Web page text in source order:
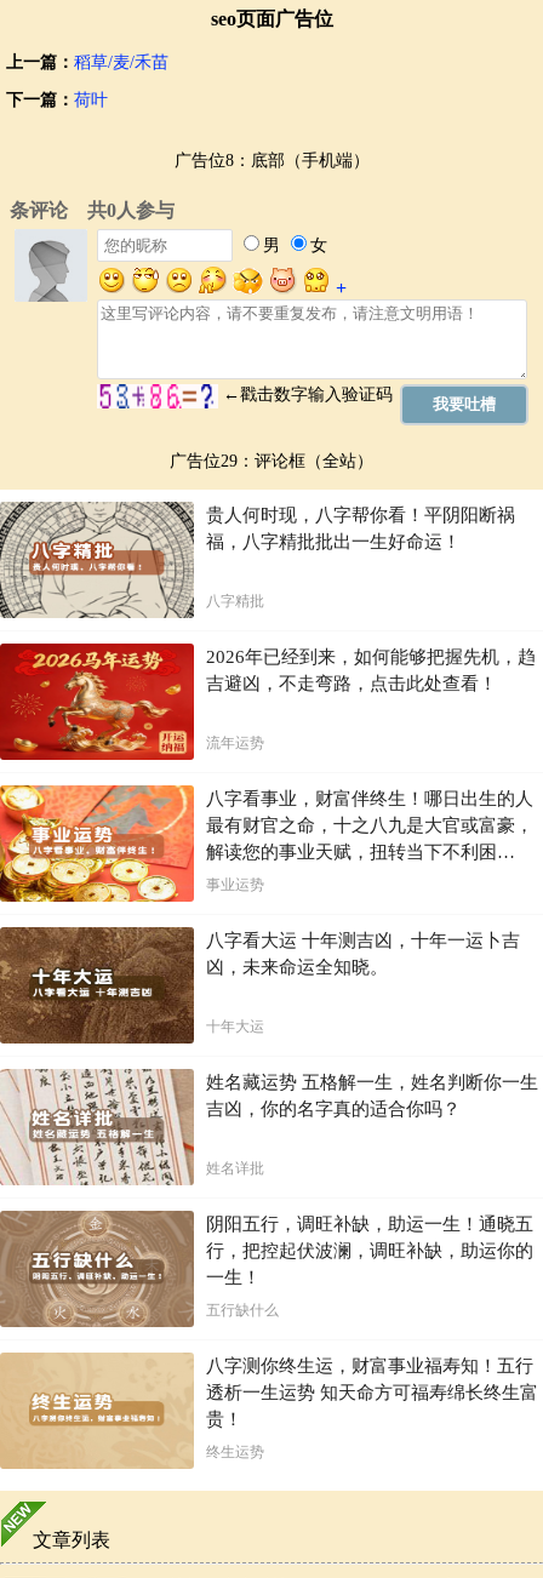
seo页面广告位
上一篇： 稻草/麦/禾苗
下一篇： 荷叶
广告位8：底部（手机端）
广告位29：评论框（全站）
贵人何时现，八字帮你看！平阴阳断祸
福，八字精批批出一生好命运！
八字精批
2026年已经到来，如何能够把握先机，趋
吉避凶，不走弯路，点击此处查看！
流年运势
八字看事业，财富伴终生！哪日出生的人
最有财官之命，十之八九是大官或富豪，
解读您的事业天赋，扭转当下不利困
局！！
事业运势
八字看大运 十年测吉凶，十年一运卜吉
凶，未来命运全知晓。
十年大运
姓名藏运势 五格解一生，姓名判断你一生
吉凶，你的名字真的适合你吗？
姓名详批
阴阳五行，调旺补缺，助运一生！通晓五
行，把控起伏波澜，调旺补缺，助运你的
一生！
五行缺什么
八字测你终生运，财富事业福寿知！五行
透析一生运势 知天命方可福寿绵长终生富
贵！
终生运势
文章列表